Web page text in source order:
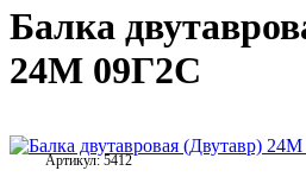
Балка
24М 09Г2С
Артикул:5412